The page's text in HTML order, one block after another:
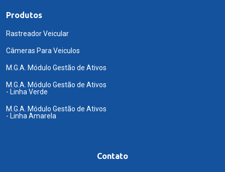
Produtos
Rastreador Veicular
Câmeras Para Veiculos
M.G.A. Módulo Gestão de Ativos
M.G.A. Módulo Gestão de Ativos
- Linha Verde
M.G.A. Módulo Gestão de Ativos
- Linha Amarela
Contato